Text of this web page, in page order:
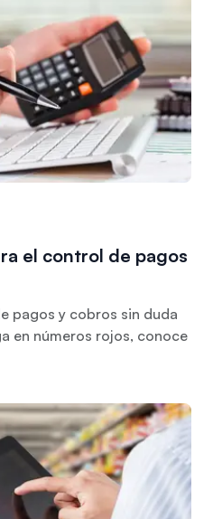
el control de pagos
pagos y cobros sin duda
en números rojos, conoce